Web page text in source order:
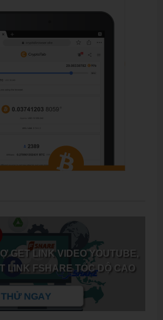
GET LINK VIDEO YOUTUBE,
LINK FSHARE TỐC DỘ CAO
THỬ NGAY